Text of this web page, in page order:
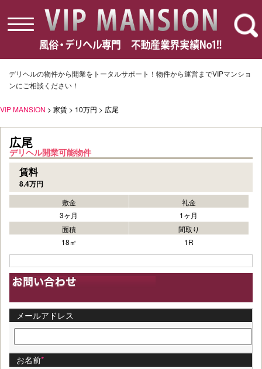
toggle
navigation
デリヘルの物件から開業をトータルサポート！物件から運営までVIPマンショ
ンにご相談ください！
VIP MANSION > 家賃 > 10万円 > 広尾
広尾
デリヘル開業可能物件
賃料
8.4万円
敷金
3ヶ月
礼金
1ヶ月
面積
18㎡
間取り
1R
メールアドレス
お名前*